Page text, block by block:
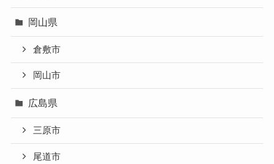
岡山県
倉敷市
岡山市
広島県
三原市
尾道市